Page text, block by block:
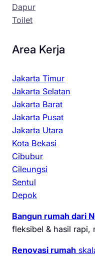
Dapur
Toilet
Area Kerja
Jakarta Timur
Jakarta Selatan
Jakarta Barat
Jakarta Pusat
Jakarta Utara
Kota Bekasi
Cibubur
Cileungsi
Sentul
Depok
Bangun rumah dari
fleksibel & hasil rapi,
Renovasi rumah